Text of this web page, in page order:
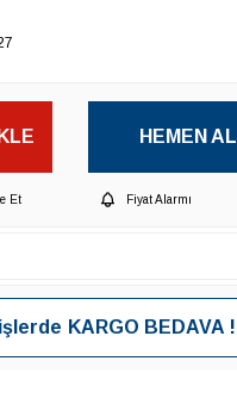
HEMEN AL
Et Fiyat Alarmı
KARGO BEDAVA !